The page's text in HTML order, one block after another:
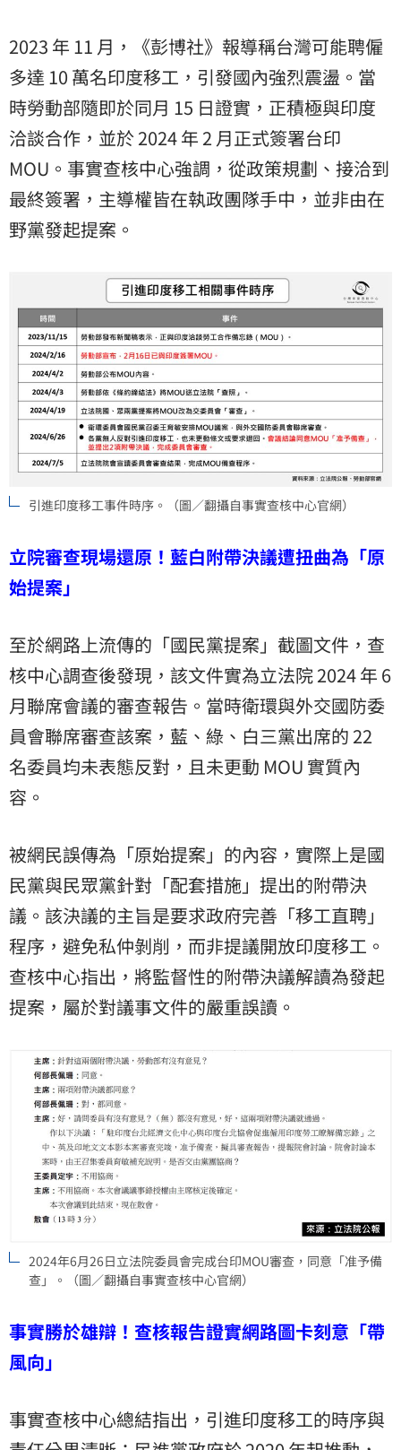
2023 年 11 月，《彭博社》報導稱台灣可能聘僱
多達 10 萬名印度移工，引發國內強烈震盪。當
時勞動部隨即於同月 15 日證實，正積極與印度
洽談合作，並於 2024 年 2 月正式簽署台印
MOU。事實查核中心強調，從政策規劃、接洽到
最終簽署，主導權皆在執政團隊手中，並非由在
野黨發起提案。
引進印度移工事件時序。（圖／翻攝自事實查核中心官網）
立院審查現場還原！藍白附帶決議遭扭曲為「原
始提案」
至於網路上流傳的「國民黨提案」截圖文件，查
核中心調查後發現，該文件實為立法院 2024 年 6
月聯席會議的審查報告。當時衛環與外交國防委
員會聯席審查該案，藍、綠、白三黨出席的 22
名委員均未表態反對，且未更動 MOU 實質內
容。
被網民誤傳為「原始提案」的內容，實際上是國
民黨與民眾黨針對「配套措施」提出的附帶決
議。該決議的主旨是要求政府完善「移工直聘」
程序，避免私仲剝削，而非提議開放印度移工。
查核中心指出，將監督性的附帶決議解讀為發起
提案，屬於對議事文件的嚴重誤讀。
2024年6月26日立法院委員會完成台印MOU審查，同意「准予備
查」。（圖／翻攝自事實查核中心官網）
事實勝於雄辯！查核報告證實網路圖卡刻意「帶
風向」
事實查核中心總結指出，引進印度移工的時序與